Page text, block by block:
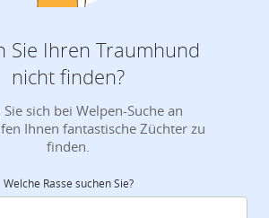
Sie Ihren Traumhund
nicht finden?
sich bei Welpen-Suche an
Ihnen fantastische Züchter zu
finden.
Welche Rasse suchen Sie?